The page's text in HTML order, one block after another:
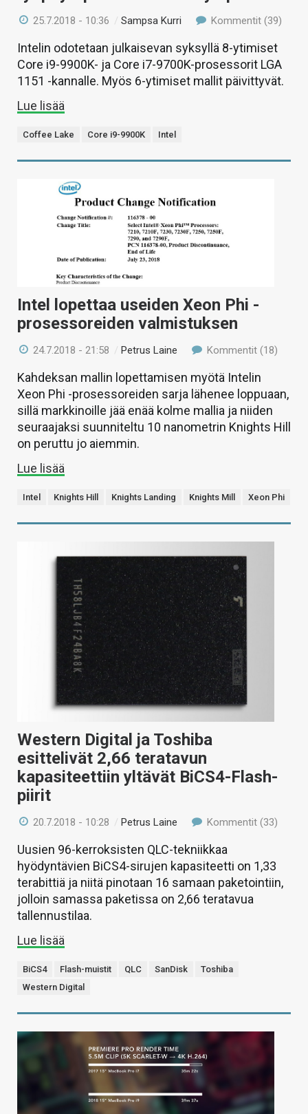
25.7.2018 - 10:36 /Sampsa Kurri Kommentit (39)
Intelin odotetaan julkaisevan syksyllä 8-ytimiset
Core i9-9900K- ja Core i7-9700K-prosessorit LGA
1151 -kannalle. Myös 6-ytimiset mallit päivittyvät.
Lue lisää
Coffee Lake Core i9-9900K Intel
Intel lopettaa useiden Xeon Phi -
prosessoreiden valmistuksen
24.7.2018 - 21:58 /Petrus Laine Kommentit (18)
Kahdeksan mallin lopettamisen myötä Intelin
Xeon Phi -prosessoreiden sarja lähenee loppuaan,
sillä markkinoille jää enää kolme mallia ja niiden
seuraajaksi suunniteltu 10 nanometrin Knights Hill
on peruttu jo aiemmin.
Lue lisää
Intel Knights Hill Knights Landing Knights Mill Xeon Phi
Western Digital ja Toshiba
esittelivät 2,66 teratavun
kapasiteettiin yltävät BiCS4-Flash-
piirit
20.7.2018 - 10:28 /Petrus Laine Kommentit (33)
Uusien 96-kerroksisten QLC-tekniikkaa
hyödyntävien BiCS4-sirujen kapasiteetti on 1,33
terabittiä ja niitä pinotaan 16 samaan paketointiin,
jolloin samassa paketissa on 2,66 teratavua
tallennustilaa.
Lue lisää
BiCS4 Flash-muistit QLC SanDisk
Toshiba
Western Digital